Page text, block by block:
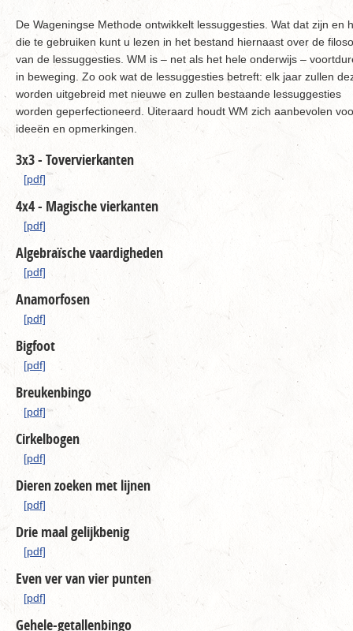
De Wageningse Methode ontwikkelt lessuggesties. Wat dat zijn en
die te gebruiken kunt u lezen in het bestand hiernaast over de
van de lessuggesties. WM is – net als het hele onderwijs –
in beweging. Zo ook wat de lessuggesties betreft: elk jaar zullen
worden uitgebreid met nieuwe en zullen bestaande lessuggesties
worden geperfectioneerd. Uiteraard houdt WM zich aanbevolen
ideeën en opmerkingen.
3x3 - Tovervierkanten
[pdf]
4x4 - Magische vierkanten
[pdf]
Algebraïsche vaardigheden
[pdf]
Anamorfosen
[pdf]
Bigfoot
[pdf]
Breukenbingo
[pdf]
Cirkelbogen
[pdf]
Dieren zoeken met lijnen
[pdf]
Drie maal gelijkbenig
[pdf]
Even ver van vier punten
[pdf]
Gehele-getallenbingo